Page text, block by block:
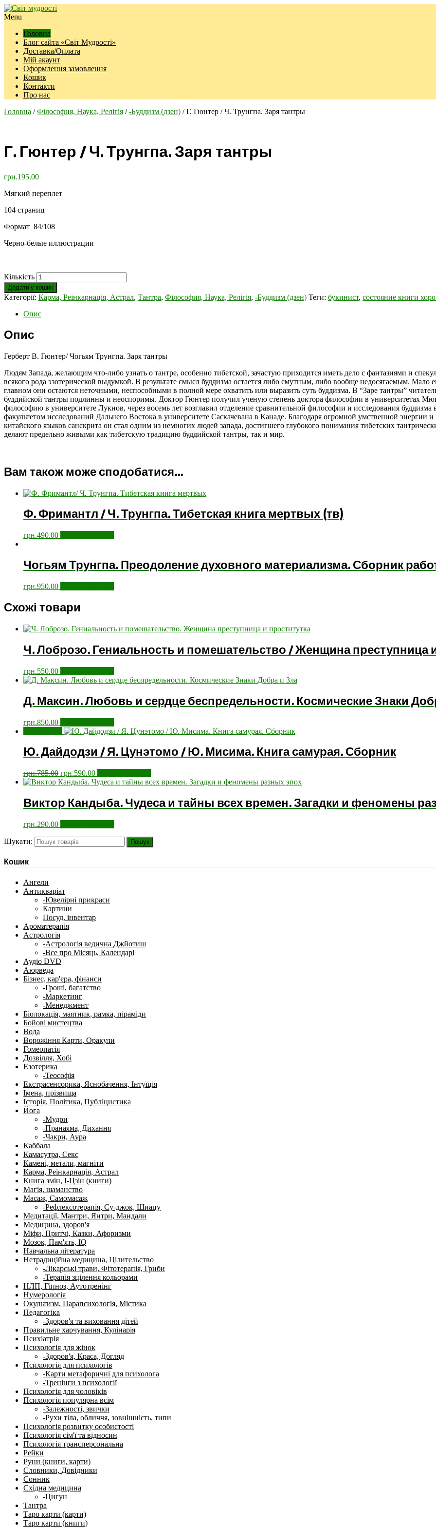
Menu
Головна
Блог сайта «Світ Мудрості»
Доставка/Оплата
Мій акаунт
Оформлення замовлення
Кошик
Контакти
Про нас
Головна /Філософия, Наука, Релігія /-Буддизм (дзен) / Г. Гюнтер / Ч. Трунгпа. Заря тантры
Г. Гюнтер / Ч. Трунгпа. Заря тантры
грн.195.00
Мягкий переплет
104 страниц
Формат 84/108
Черно-белые иллюстрации
Кількість
Додати у кошик
Категорії: Карма, Реінкарнація, Астрал, Тантра, Філософия, Наука, Релігія, -Буддизм (дзен) Теги: букинист, состояние книги
Опис
Опис
Герберт В. Гюнтер/ Чогьям Трунгпа. Заря тантры
Людям Запада, желающим что-либо узнать о тантре, особенно тибетской, зачастую приходится иметь дело с фантазиями и
всякого рода эзотерической выдумкой. В результате смысл буддизма остается либо смутным, либо вообще недосягаемым. Мало
главном они остаются неточными, неспособными в полной мере охватить или выразить суть буддизма. В “Заре тантры”
буддийской тантры подлинны и неоспоримы. Доктор Гюнтер получил ученую степень доктора философии в университетах
философию в университете Лукнов, через восемь лет возглавил отделение сравнительной философии и исследования
факультетом исследований Дальнего Востока в университете Саскачевана в Канаде. Благодаря огромной умственной
китайского языков санскрита он стал одним из немногих людей запада, достигшего глубокого понимания тибетских
делают предельно живыми как тибетскую традицию буддийской тантры, так и мир.
Вам також може сподобатися…
Ф. Фримантл / Ч. Трунгпа. Тибетская книга мертвых (тв)
грн.490.00
Чогьям Трунгпа. Преодоление духовного материализма. Сборник
грн.950.00
Схожі товари
Ч. Лоброзо. Гениальность и помешательство / Женщина преступница
грн.550.00
Д. Максин. Любовь и сердце беспредельности. Космические Знаки
грн.850.00
Ю. Дайдодзи / Я. Цунэтомо / Ю. Мисима. Книга самурая. Сборник
грн.785.00 грн.590.00
Виктор Кандыба. Чудеса и тайны всех времен. Загадки и феномены
грн.290.00
Шукати: Пошук
Кошик
Ангели
Антикваріат
-Ювелірні прикраси
Картини
Посуд, інвентар
Ароматерапія
Астрологія
-Астрологія ведична Джйотиш
-Все про Місяць, Календарі
Аудіо DVD
Аюрведа
Бізнес, кар'єра, фінанси
-Гроші, багатство
-Маркетинг
-Менеджмент
Біолокація, маятник, рамка, піраміди
Бойові мистецтва
Вода
Ворожіння Карти, Оракули
Гомеопатія
Дозвілля, Хобі
Езотерика
-Теософія
Екстрасенсорика, Яснобачення, Інтуїція
Імена, прізвища
Історія, Політика, Публіцистика
Йога
-Мудри
-Пранаяма, Дихання
-Чакри, Аура
Каббала
Камасутра, Секс
Камені, метали, магніти
Карма, Реінкарнація, Астрал
Книга змін, І-Цзін (книги)
Магія, шаманство
Масаж, Самомасаж
-Рефлексотерапія, Су-джок, Шиацу
Медитації, Мантри, Янтри, Мандали
Медицина, здоров'я
Міфи, Притчі, Казки, Афоризми
Мозок, Пам'ять, IQ
Навчальна література
Нетрадиційна медицина, Цілительство
-Лікарські трави, Фітотерапія, Гриби
-Терапія зцілення кольорами
НЛП, Гіпноз, Аутотренінг
Нумерологія
Окультизм, Парапсихологія, Містика
Педагогіка
-Здоров'я та виховання дітей
Правильне харчування, Кулінарія
Психіатрія
Психологія для жінок
-Здоров'я, Краса, Догляд
Психологія для психологів
-Карти метафоричні для психолога
-Тренінги з психології
Психологія для чоловіків
Психологія популярна всім
-Залежності, звички
-Рухи тіла, обличчя, зовнішність, типи
Психологія розвитку особистості
Психологія сім'ї та відносин
Психологія трансперсональна
Рейки
Руни (книги, карти)
Словники, Довідники
Сонник
Східна медицина
-Цигун
Тантра
Таро карти (карти)
Таро карти (книги)